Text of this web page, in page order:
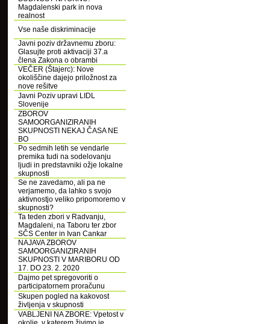
Magdalenski park in nova
realnost
Vse naše diskriminacije
Javni poziv državnemu zboru:
Glasujte proti aktivaciji 37.a
člena Zakona o obrambi
VEČER (Štajerc): Nove
okoliščine dajejo priložnost za
nove rešitve
Javni Poziv upravi LIDL
Slovenije
ZBOROV
SAMOORGANIZIRANIH
SKUPNOSTI NEKAJ ČASA NE
BO
Po sedmih letih se vendarle
premika tudi na sodelovanju
ljudi in predstavniki ožje lokalne
skupnosti
Se ne zavedamo, ali pa ne
verjamemo, da lahko s svojo
aktivnostjo veliko pripomoremo v
skupnosti?
Ta teden zbori v Radvanju,
Magdaleni, na Taboru ter zbor
SČS Center in Ivan Cankar
NAJAVA ZBOROV
SAMOORGANIZIRANIH
SKUPNOSTI V MARIBORU OD
17. DO 23. 2. 2020
Dajmo pet spregovoriti o
participatornem proračunu
Skupen pogled na kakovost
življenja v skupnosti
VABLJENI NA ZBORE: Vpetost v